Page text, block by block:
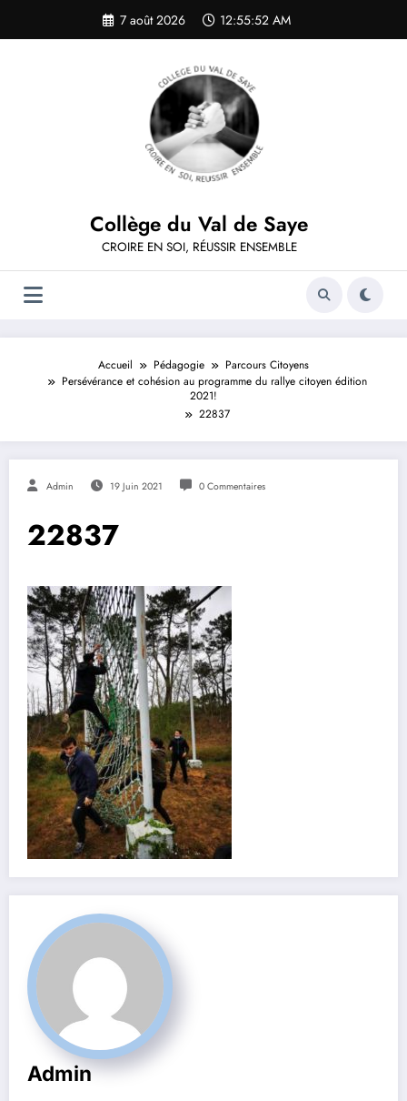
contenu
7 août 2026 12:55:52 AM
Collège du Val de Saye
CROIRE EN SOI, RÉUSSIR ENSEMBLE
Accueil Pédagogie
Parcours Citoyens
Persévérance et cohésion au programme du rallye citoyen édition
2021!
22837
Admin 19 Juin 2021 0 Commentaires
22837
Admin